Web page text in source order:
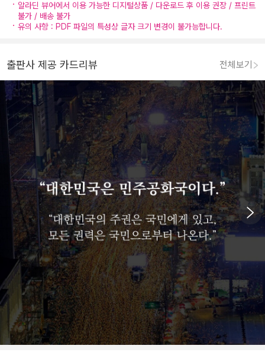
알라딘 뷰어에서 이용 가능한 디지털상품 / 다운로드 후 이용 권장 / 프린트
불가 / 배송 불가
유의 사항 : PDF 파일의 특성상 글자 크기 변경이 불가능합니다.
출판사 제공 카드리뷰 전체보기